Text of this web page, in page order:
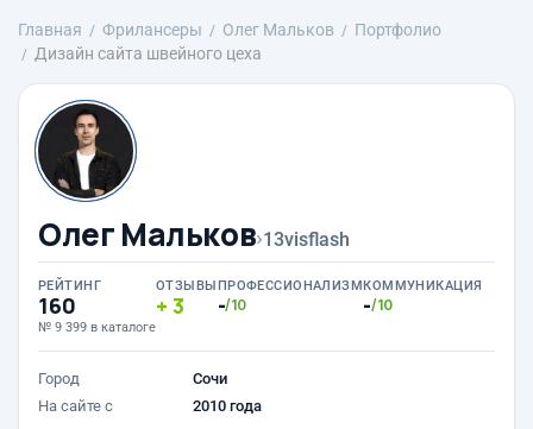
Главная Фрилансеры Олег Мальков
Портфолио
Дизайн сайта швейного цеха
Олег Мальков›13visflash
РЕЙТИНГ
160
№ 9 399 в каталоге
ОТЗЫВЫ
3
ПРОФЕССИОНАЛИЗМ
-/10
КОММУНИКАЦИЯ
-/10
Город
Сочи
На сайте с
2010 года